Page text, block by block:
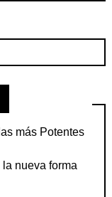
más Potentes
nueva forma